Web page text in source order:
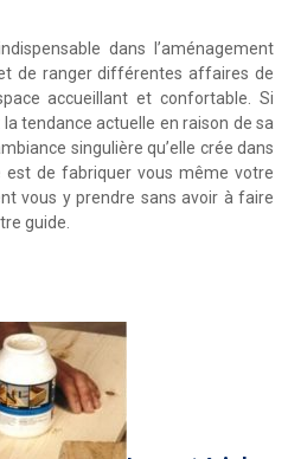
dans l’aménagement
de ranger différentes affaires de
accueillant et confortable. Si
la tendance actuelle en raison de sa
singulière qu’elle crée dans
est de fabriquer vous même votre
vous y prendre sans avoir à faire
guide.